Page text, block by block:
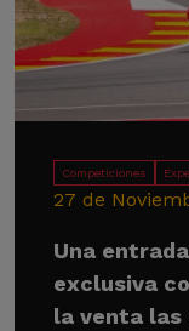
Competiciones
27 de
Una
exclusiva
la venta las